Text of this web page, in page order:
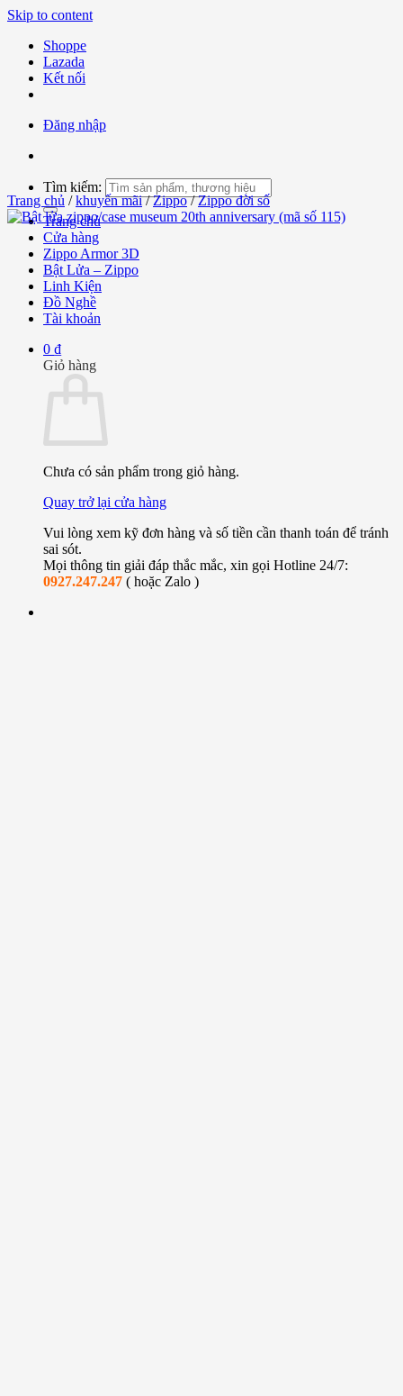
Skip to content
Shoppe
Lazada
Kết nối
Đăng nhập
Tìm kiếm:
Trang chủ
Cửa hàng
Zippo Armor 3D
Bật Lửa – Zippo
Linh Kiện
Đồ Nghề
Tài khoản
0 ₫
Giỏ hàng
Chưa có sản phẩm trong giỏ hàng.
Quay trở lại cửa hàng
Vui lòng xem kỹ đơn hàng và số tiền cần thanh toán để tránh
sai sót.
Mọi thông tin giải đáp thắc mắc, xin gọi Hotline 24/7:
0927.247.247 ( hoặc Zalo )
Trang chủ / khuyến mãi / Zippo / Zippo đời số